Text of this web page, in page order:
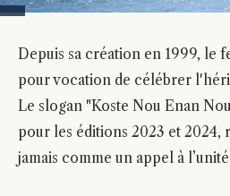
Depuis sa création en 1999, le
pour vocation de célébrer
Le slogan "Koste Nou Enan
pour les éditions 2023 et 2024,
jamais comme un appel à